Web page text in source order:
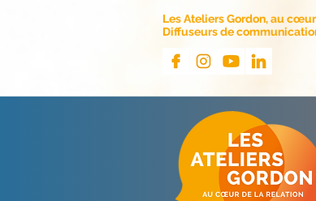
Les Ateliers Gordon, au
Diffuseurs de